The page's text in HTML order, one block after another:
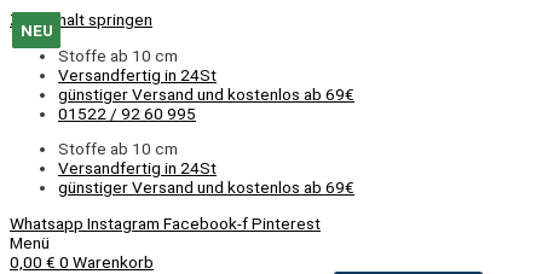
Zum Inhalt springen
Stoffe ab 10 cm
Versandfertig in 24St
günstiger Versand und kostenlos ab 69€
01522 / 92 60 995
Stoffe ab 10 cm
Versandfertig in 24St
günstiger Versand und kostenlos ab 69€
Whatsapp Instagram Facebook-fPinterest
Menü
0,00 € 0 Warenkorb
NEU
NEU
NEU
NEU
NEU
NEU
NEU
NEU
NEU